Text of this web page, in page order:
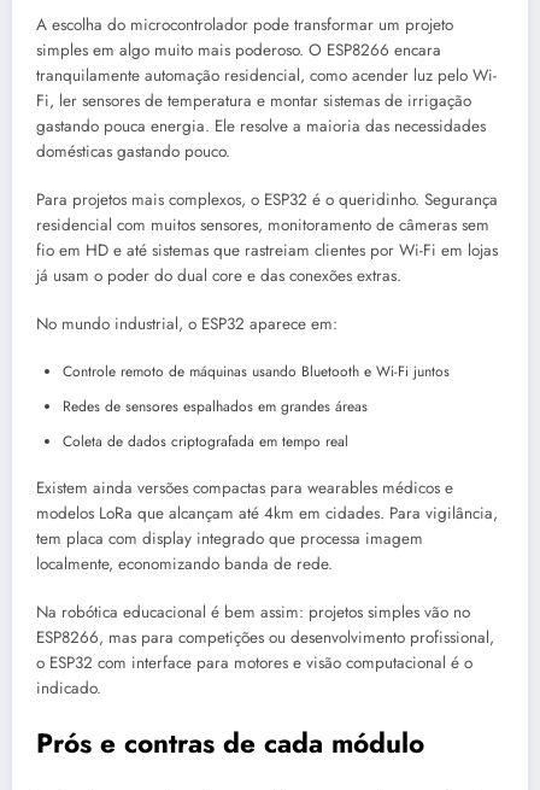
A escolha do microcontrolador pode transformar um projeto
simples em algo muito mais poderoso. O ESP8266 encara
tranquilamente automação residencial, como acender luz pelo Wi-
Fi, ler sensores de temperatura e montar sistemas de irrigação
gastando pouca energia. Ele resolve a maioria das necessidades
domésticas gastando pouco.
Para projetos mais complexos, o ESP32 é o queridinho. Segurança
residencial com muitos sensores, monitoramento de câmeras sem
fio em HD e até sistemas que rastreiam clientes por Wi-Fi em lojas
já usam o poder do dual core e das conexões extras.
No mundo industrial, o ESP32 aparece em:
Controle remoto de máquinas usando Bluetooth e Wi-Fi juntos
Redes de sensores espalhados em grandes áreas
Coleta de dados criptografada em tempo real
Existem ainda versões compactas para wearables médicos e
modelos LoRa que alcançam até 4km em cidades. Para vigilância,
tem placa com display integrado que processa imagem
localmente, economizando banda de rede.
Na robótica educacional é bem assim: projetos simples vão no
ESP8266, mas para competições ou desenvolvimento profissional,
o ESP32 com interface para motores e visão computacional é o
indicado.
Prós e contras de cada módulo